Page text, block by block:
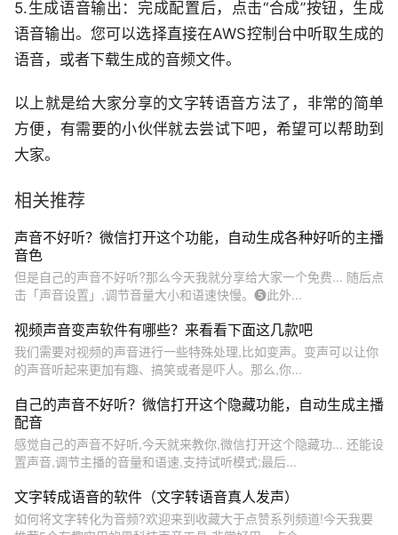
5.生成语音输出：完成配置后，点击“合成”按钮，生成
语音输出。您可以选择直接在AWS控制台中听取生成的
语音，或者下载生成的音频文件。
以上就是给大家分享的文字转语音方法了，非常的简单
方便，有需要的小伙伴就去尝试下吧，希望可以帮助到
大家。
相关推荐
声音不好听？微信打开这个功能，自动生成各种好听的主播
音色
但是自己的声音不好听?那么今天我就分享给大家一个免费... 随后点
击「声音设置」,调节音量大小和语速快慢。❺此外...
视频声音变声软件有哪些？来看看下面这几款吧
我们需要对视频的声音进行一些特殊处理,比如变声。变声可以让你
的声音听起来更加有趣、搞笑或者是吓人。那么,你...
自己的声音不好听？微信打开这个隐藏功能，自动生成主播
配音
感觉自己的声音不好听,今天就来教你,微信打开这个隐藏功... 还能设
置声音,调节主播的音量和语速,支持试听模式;最后...
文字转成语音的软件（文字转语音真人发声）
如何将文字转化为音频?欢迎来到收藏大于点赞系列频道!今天我要